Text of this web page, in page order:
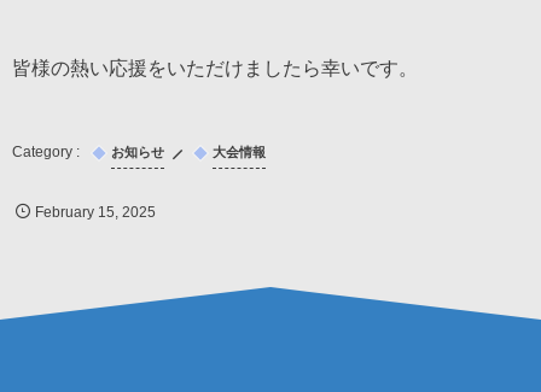
皆様の熱い応援をいただけましたら幸いです。
お知らせ 大会情報
February 15 ,2025